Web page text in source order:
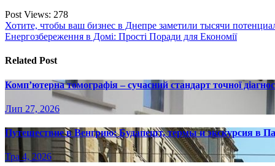
Post Views: 278
Навігація
записів
Хотите, чтобы ваш бизнес в Днепре заметили тысячи
Енергозбереження в Домі: Простi Поради для Економії
Related Post
Комп’ютерна томографія – сучасний стандарт точної
Лип 27, 2026
Путешествие в Венгрию: Будапешт, термы и экскурсия в
Тра 4, 2026